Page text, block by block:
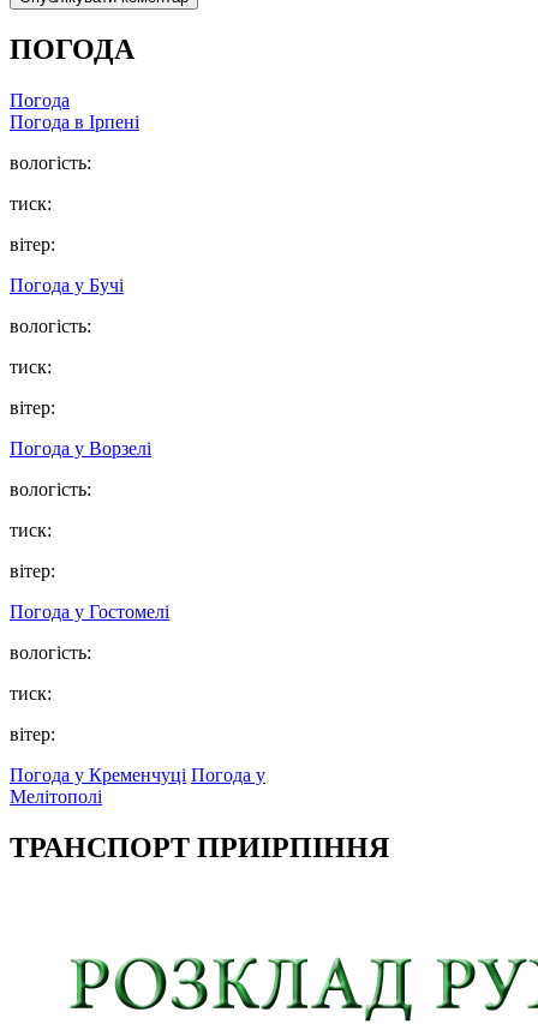
ПОГОДА
Погода
Погода в Ірпені
вологість:
тиск:
вітер:
Погода у Бучі
вологість:
тиск:
вітер:
Погода у Ворзелі
вологість:
тиск:
вітер:
Погода у Гостомелі
вологість:
тиск:
вітер:
Погода у Кременчуці Погода у
Мелітополі
ТРАНСПОРТ ПРИІРПІННЯ